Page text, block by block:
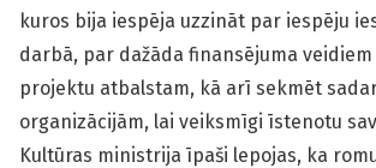
kuros bija iespēja uzzināt par iespēju
darbā, par dažāda finansējuma
projektu atbalstam, kā arī sekmēt
organizācijām, lai veiksmīgi īstenotu
Kultūras ministrija īpaši lepojas, ka